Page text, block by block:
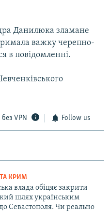
Данилюка зламане
важку черепно-
в повідомленні.
VPN Follow us
КРИМ
влада обіцяє закрити
шлях українським
Севастополя. Чи реально